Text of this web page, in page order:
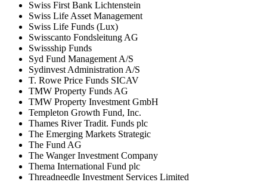
Swiss First Bank Lichtenstein
Swiss Life Asset Management
Swiss Life Funds (Lux)
Swisscanto Fondsleitung AG
Swissship Funds
Syd Fund Management A/S
Sydinvest Administration A/S
T. Rowe Price Funds SICAV
TMW Property Funds AG
TMW Property Investment GmbH
Templeton Growth Fund, Inc.
Thames River Tradit. Funds plc
The Emerging Markets Strategic
The Fund AG
The Wanger Investment Company
Thema International Fund plc
Threadneedle Investment Services Limited